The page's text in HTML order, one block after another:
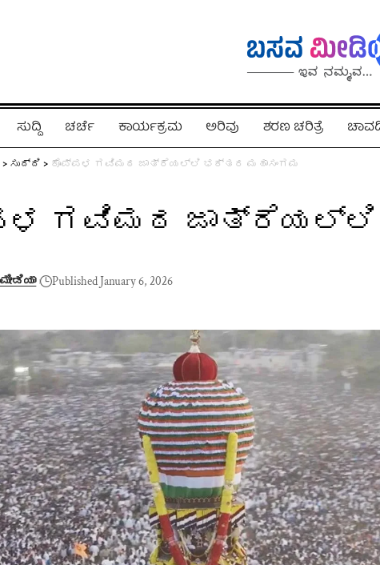
ಸುದ್ದಿ ಚರ್ಚೆ ಕಾರ್ಯಕ್ರಮ ಅರಿವು ಶರಣ ಚರಿತ್ರೆ
> ಸುದ್ದಿ > ಕೊಪ್ಪಳ ಗವಿಮಠ ಜಾತ್ರೆಯಲ್ಲಿ ಭಕ್ತರ ಮಹಾಸಂಗಮ
ಗವಿಮಠ ಜಾತ್ರೆಯಲ್ಲಿ
Published January 6, 2026